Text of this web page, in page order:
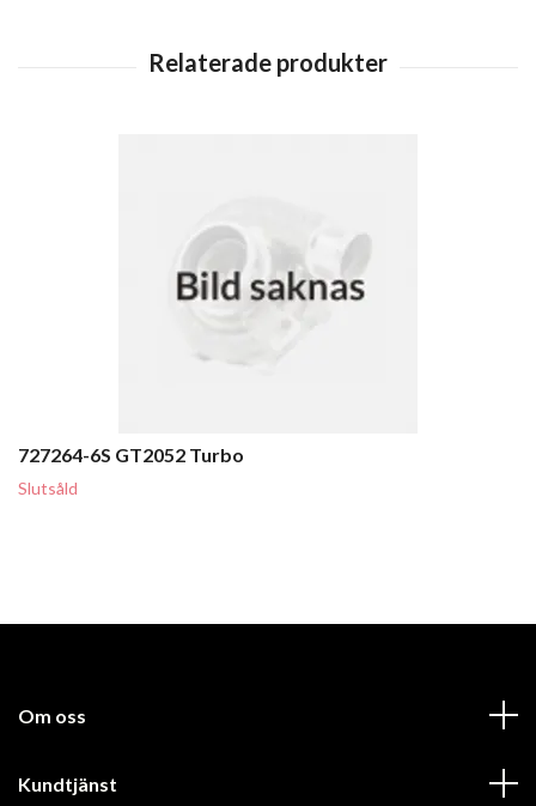
727264-6S GT2052 Turbo
Slutsåld
Om oss
Kundtjänst